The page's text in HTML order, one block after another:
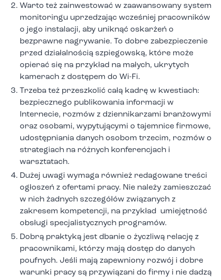
Warto też zainwestować w zaawansowany system
monitoringu uprzedzając wcześniej pracowników
o jego instalacji, aby uniknąć oskarżeń o
bezprawne nagrywanie. To dobre zabezpieczenie
przed działalnością szpiegowską, które może
opierać się na przykład na małych, ukrytych
kamerach z dostępem do Wi-Fi.
Trzeba też przeszkolić całą kadrę w kwestiach:
bezpiecznego publikowania informacji w
Internecie, rozmów z dziennikarzami branżowymi
oraz osobami, wypytującymi o tajemnice firmowe,
udostępniania danych osobom trzecim, rozmów o
strategiach na różnych konferencjach i
warsztatach.
Dużej uwagi wymaga również redagowane treści
ogłoszeń z ofertami pracy. Nie należy zamieszczać
w nich żadnych szczegółów związanych z
zakresem kompetencji, na przykład umiejętność
obsługi specjalistycznych programów.
Dobrą praktyką jest dbanie o życzliwą relację z
pracownikami, którzy mają dostęp do danych
poufnych. Jeśli mają zapewniony rozwój i dobre
warunki pracy są przywiązani do firmy i nie dadzą